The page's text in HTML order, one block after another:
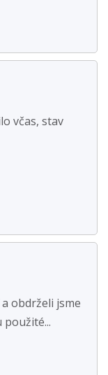
včas, stav
obdrželi jsme
použité...